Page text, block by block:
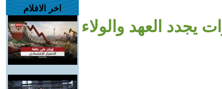
يجدد العهد والولاء
اخر الافلام